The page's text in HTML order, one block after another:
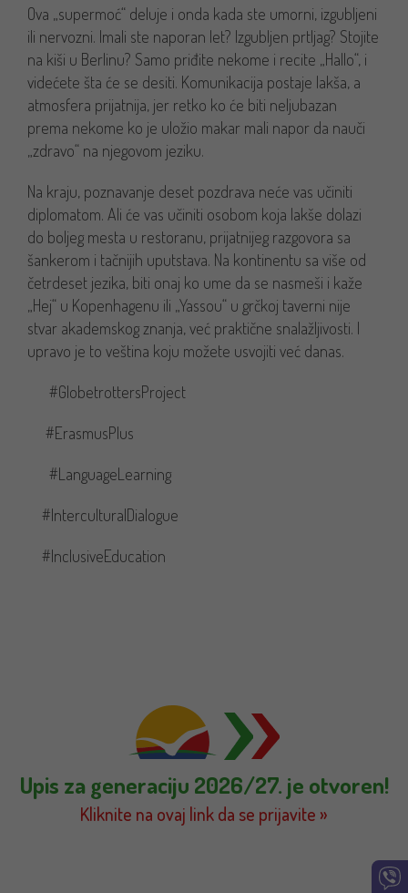
Ova „supermoć“ deluje i onda kada ste umorni, izgubljeni
ili nervozni. Imali ste naporan let? Izgubljen prtljag? Stojite
na kiši u Berlinu? Samo priđite nekome i recite „Hallo“, i
videćete šta će se desiti. Komunikacija postaje lakša, a
atmosfera prijatnija, jer retko ko će biti neljubazan
prema nekome ko je uložio makar mali napor da nauči
„zdravo“ na njegovom jeziku.
Na kraju, poznavanje deset pozdrava neće vas učiniti
diplomatom. Ali će vas učiniti osobom koja lakše dolazi
do boljeg mesta u restoranu, prijatnijeg razgovora sa
šankerom i tačnijih uputstava. Na kontinentu sa više od
četrdeset jezika, biti onaj ko ume da se nasmeši i kaže
„Hej“ u Kopenhagenu ili „Yassou“ u grčkoj taverni nije
stvar akademskog znanja, već praktične snalažljivosti. I
upravo je to veština koju možete usvojiti već danas.
#GlobetrottersProject
#ErasmusPlus
#LanguageLearning
#InterculturalDialogue
#InclusiveEducation
Upis za generaciju 2026/27. je otvoren!
Kliknite na ovaj link da se prijavite »